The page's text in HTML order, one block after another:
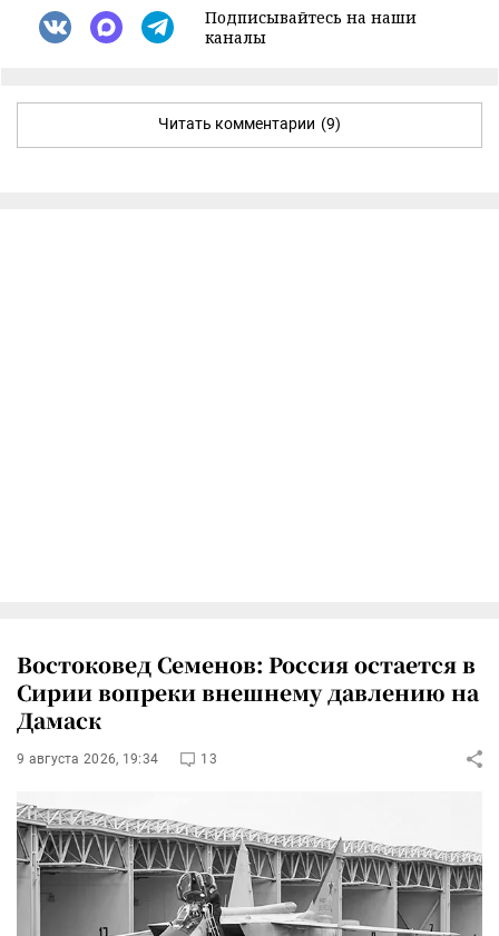
Подписывайтесь на наши
каналы
Читать комментарии (9)
Востоковед Семенов: Россия остается в
Сирии вопреки внешнему давлению на
Дамаск
9 августа 2026, 19:34 13